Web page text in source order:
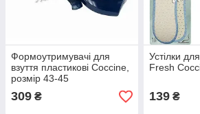
Формоутримувачі для
взуття пластикові Coccine,
розмір 43-45
309 ₴
Устілки
Fresh
139₴